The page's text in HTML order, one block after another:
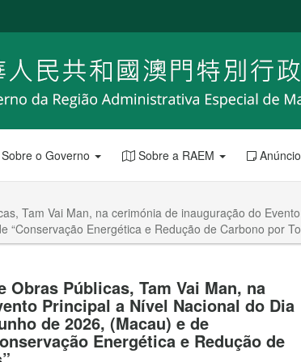
Sobre o Governo Sobre a RAEM
Tam Vai Man, na cerimónia de inauguração do
Energética e Redução de Carbono por
Públicas, Tam Vai Man, na
Principal a Nível Nacional do Dia
de 2026, (Macau) e de
Energética e Redução de